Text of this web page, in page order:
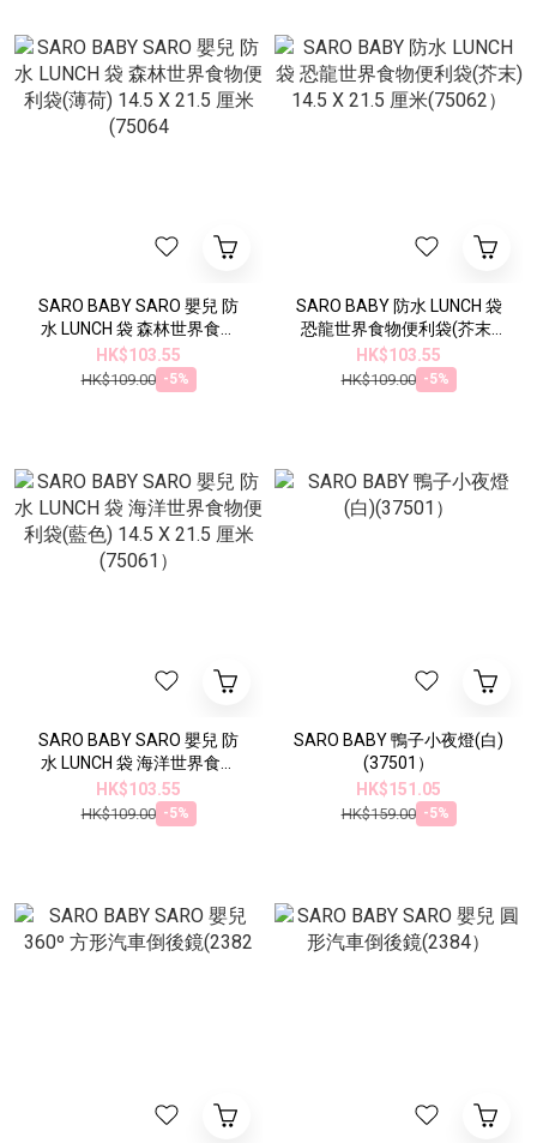
SARO BABY SARO 嬰兒 防
水 LUNCH 袋 森林世界食物
便利袋(薄荷) 14.5 X 21.5 厘
米(75064
HK$103.55
HK$109.00 -5%
SARO BABY 防水 LUNCH 袋
恐龍世界食物便利袋(芥末)
14.5 X 21.5 厘米(75062）
HK$103.55
HK$109.00 -5%
SARO BABY SARO 嬰兒 防
水 LUNCH 袋 海洋世界食物
便利袋(藍色) 14.5 X 21.5 厘
米(75061）
HK$103.55
HK$109.00 -5%
SARO BABY 鴨子小夜燈(白)
(37501）
HK$151.05
HK$159.00 -5%